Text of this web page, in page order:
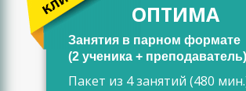
ОПТИМА
Занятия в парном формате
(2 ученика + преподаватель)
Пакет из 4 занятий (480